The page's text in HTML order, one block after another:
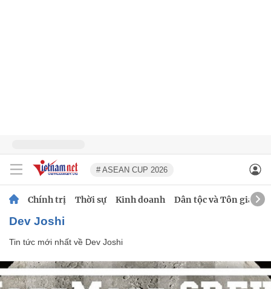
# ASEAN CUP 2026
Chính trị Thời sự Kinh doanh Dân tộc và Tôn giáo
Dev Joshi
Tin tức mới nhất về Dev Joshi